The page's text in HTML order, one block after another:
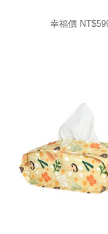
幸福價 NT$